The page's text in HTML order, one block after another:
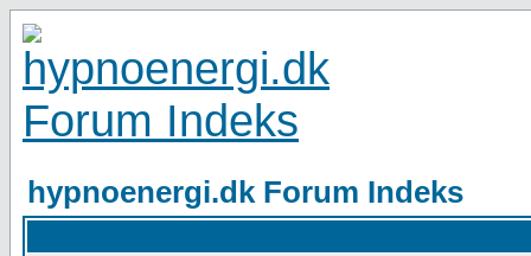
hypnoenergi.dk Forum Indeks